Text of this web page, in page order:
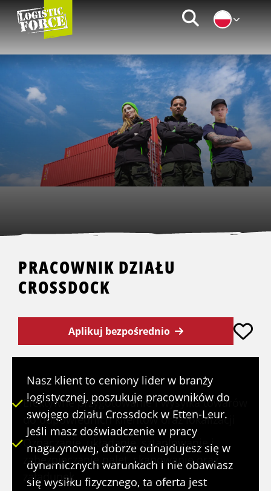
Logistic
Force
|
Zoeken
PRACOWNIK DZIAŁU
CROSSDOCK
Aplikuj bezpośrednio
Nasz klient to ceniony lider w branży
logistycznej, poszukuje pracowników do
swojego działu Crossdock w Etten-Leur.
Jeśli masz doświadczenie w pracy
magazynowej, dobrze odnajdujesz się w
dynamicznych warunkach i nie obawiasz
się wysiłku fizycznego, ta oferta jest
Efektywne przygotowanie i wysyłka towarów
do odpowiednich klientów oraz lokalizacji
Oznaczanie, układanie, sztaplowanie i
zabezpieczanie palet, skanowanie oraz
załadunek